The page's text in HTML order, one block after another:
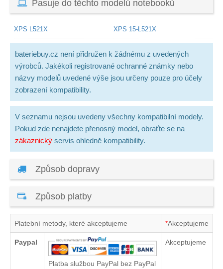
Pasuje do těchto modelů notebooků
XPS L521X XPS 15-L521X
bateriebuy.cz není přidružen k žádnému z uvedených
výrobců. Jakékoli registrované ochranné známky nebo
názvy modelů uvedené výše jsou určeny pouze pro účely
zobrazení kompatibility.
V seznamu nejsou uvedeny všechny kompatibilní modely.
Pokud zde nenajdete přenosný model, obraťte se na
zákaznický servis ohledně kompatibility.
Způsob dopravy
Způsob platby
Platební metody, které akceptujeme *Akceptujeme
Paypal
Platba službou PayPal bez PayPal
Akceptujeme